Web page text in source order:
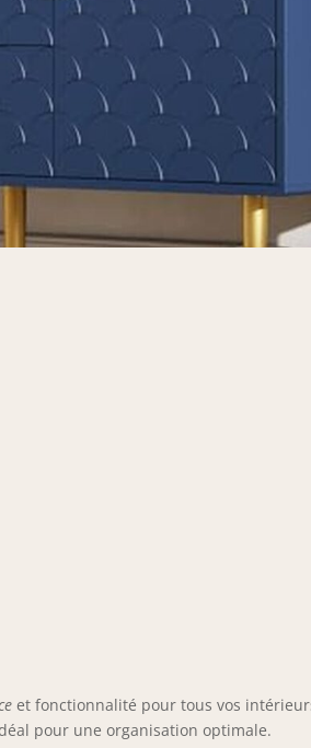
et fonctionnalité pour tous vos
pour une organisation optimale.